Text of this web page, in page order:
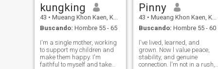
kungking
43 • Mueang Khon Kaen, Khon Kaen, Tailandia
Buscando: Hombre 55 - 65
I'm a single mother, working
to support my children and
make them happy. I'm
faithful to myself and take
Pinny
43 • Mueang Khon Kaen, Khon Kaen, Tailandia
Buscando: Hombre 55 - 60
l've lived, learned, and
grown. Now l value peace,
stability, and genuine
connection. l'm not in a rush,